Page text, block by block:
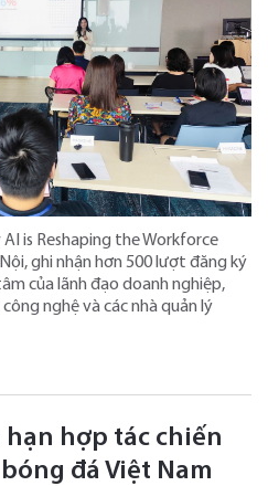
is Reshaping the Workforce
ghi nhận hơn 500 lượt đăng ký
của lãnh đạo doanh nghiệp,
nghệ và các nhà quản lý
hạn hợp tác chiến
đá Việt Nam